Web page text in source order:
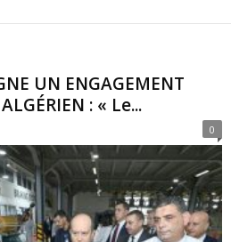
UN ENGAGEMENT
: « Le...
0